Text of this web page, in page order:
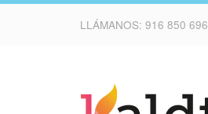
LLÁMANOS: 916 850 696